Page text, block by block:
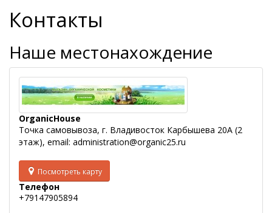
Контакты
Наше местонахождение
OrganicHouse
Точка самовывоза, г. Владивосток Карбышева 20А (2
этаж), email: administration@organic25.ru
Посмотреть карту
Телефон
+79147905894